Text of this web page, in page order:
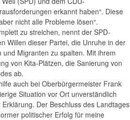
erkannt haben“. Diese
nicht alle Probleme lösen“.
zu streichen, nennt der SPD-
Willen dieser Partei, die Unruhe in der
Migranten zu spalten. Mit ihrem
von Kita-Plätzen, die Sanierung von
ab.
auch bei Oberbürgermeister Frank
Situation vor Ort unverständlich
Der Beschluss des Landtages
politischer Erfolg für meine